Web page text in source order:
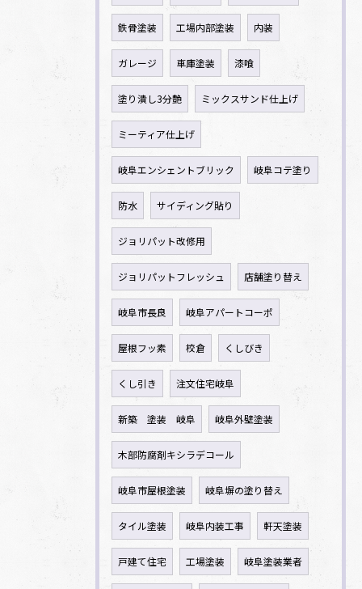
鉄骨塗装 工場内部塗装 内装
ガレージ 車庫塗装 漆喰
塗り潰し3分艶 ミックスサンド仕上げ
ミーティア仕上げ
岐阜エンシェントブリック 岐阜コテ塗り
防水 サイディング貼り
ジョリパット改修用
ジョリパットフレッシュ 店舗塗り替え
岐阜市長良 岐阜アパートコーポ
屋根フッ素 校倉 くしびき
くし引き 注文住宅岐阜
新築 塗装 岐阜 岐阜外壁塗装
木部防腐剤キシラデコール
岐阜市屋根塗装 岐阜塀の塗り替え
タイル塗装 岐阜内装工事 軒天塗装
戸建て住宅 工場塗装 岐阜塗装業者